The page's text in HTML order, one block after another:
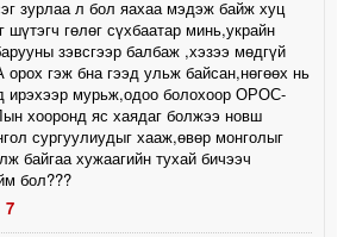
зурлаа л бол яахаа мэдэж байж хуц
шүтэгч гөлөг сүхбаатар минь,украйн
зэвсгээр балбаж ,хэзээ мөдгүй
гэж бна гээд ульж байсан,нөгөөх нь
ирэхээр мурьж,одоо болохоор ОРОС-
хооронд яс хаядаг болжээ новш
сургуулиудыг хааж,өвөр монголыг
байгаа хужаагийн тухай бичээч
бол???
7